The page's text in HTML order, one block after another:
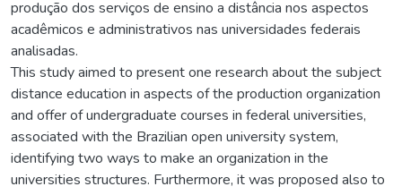
produção dos serviços de ensino a distância nos aspectos
acadêmicos e administrativos nas universidades federais
analisadas.
This study aimed to present one research about the subject
distance education in aspects of the production organization
and offer of undergraduate courses in federal universities,
associated with the Brazilian open university system,
identifying two ways to make an organization in the
universities structures. Furthermore, it was proposed also to